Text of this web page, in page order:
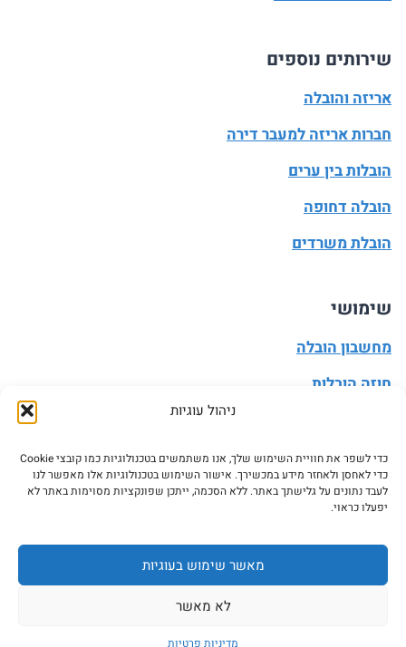
ניהול עוגיות
כדי לשפר את חוויית השימוש שלך, אנו משתמשים בטכנולוגיות כמו קובצי Cookie
כדי לאחסן ולאחזר מידע במכשירך. אישור השימוש בטכנולוגיות אלו מאפשר לנו
לעבד נתונים על גלישתך באתר. ללא הסכמה, ייתכן שפונקציות מסוימות באתר לא
יפעלו כראוי.
מאשר שימוש בעוגיות
לא מאשר
מדיניות פרטיות
שירותים נוספים
אריזה והובלה
חברות אריזה למעבר דירה
הובלות בין ערים
הובלה דחופה
הובלת משרדים
שימושי
מחשבון הובלה
חוזה הובלות
הובלה עצמית
עדכון כתובת
© 2026 ASK5 - אסק5 כל הזכויות שמורות. אין להעתיק או
לעשות שימוש בתכני האתר בלי רשות מפורשת בכתב